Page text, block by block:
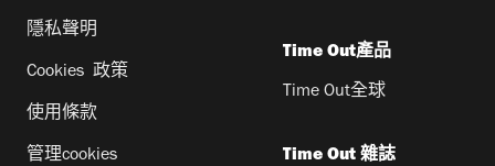
隱私聲明
Cookies 政策
使用條款
管理cookies
Time Out產品
Time Out全球
Time Out 雜誌